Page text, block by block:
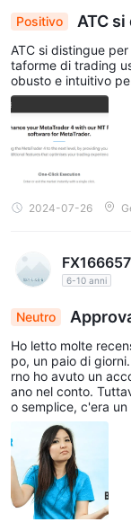
Depositi e prelievi
ATCoffre diversi
fondi dai conti di
depositare fondi
MasterCard,
Queste opzioni
diverse regioni. Le
USD, EUR e GBP
deposito è $/€/
ATCdeposito
Perdepositi,
Skrill addebitano
prelievi, il bonifico
/ £ 25, la carta di
Skrill addebitano
Faster Payment
Unito). La richiesta
giorni lavorativi
Assistenza clienti
Positivo ATC
ATC si distingue
taforme di trading
obusto e intuitivo
2024-07-26
6-10 anni
Neutro
mento
at viene in
Ho letto molte
po, un paio di
rno ho avuto un
ano nel conto.
o semplice, c'era
o giusto.